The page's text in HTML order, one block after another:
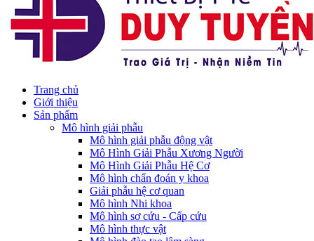
Trang chủ
Giới thiệu
Sản phẩm
Mô hình giải phẫu
Mô hình giải phẫu động vật
Mô Hình Giải Phẫu Xương Người
Mô Hình Giải Phẫu Hệ Cơ
Mô hình chẩn đoán y khoa
Giải phẫu hệ cơ quan
Mô hình Nhi khoa
Mô hình sơ cứu - Cấp cứu
Mô hình thực vật